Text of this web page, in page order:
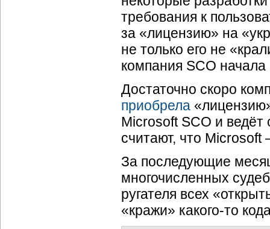
требования к
за «лицензию» на
не только его не
компания SCO
Достаточно скоро
приобрела
Microsoft SCO и ведёт
считают, что
За последующие
многочисленных
ругателя всех
«кражи» какого-то